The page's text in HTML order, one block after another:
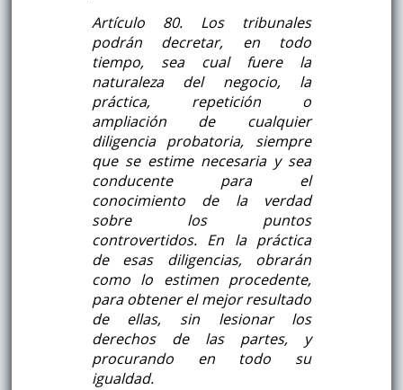
Artículo 80. Los tribunales
podrán decretar, en todo
tiempo, sea cual fuere la
naturaleza del negocio, la
práctica, repetición o
ampliación de cualquier
diligencia probatoria, siempre
que se estime necesaria y sea
conducente para el
conocimiento de la verdad
sobre los puntos
controvertidos. En la práctica
de esas diligencias, obrarán
como lo estimen procedente,
para obtener el mejor resultado
de ellas, sin lesionar los
derechos de las partes, y
procurando en todo su
igualdad.